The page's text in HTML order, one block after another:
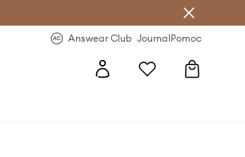
Answear Club JournalPomoc